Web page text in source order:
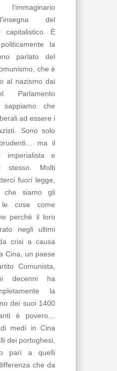
del
capitalistico. È
la
parlato del
che è
al nazismo dai
Parlamento
che
ad essere i
Sono solo
ma il
imperialista e
stesso. Molti
fuori legge,
che siamo gli
cose come
perché il loro
negli ultimi
crisi a causa
Cina, un paese
Comunista,
decenni ha
la
dei suoi 1400
è povero…
medi in Cina
dei portoghesi,
pari a quelli
che da